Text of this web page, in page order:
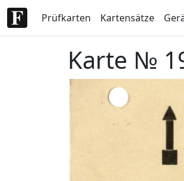
Prüfkarten Kartensätze
Karte №